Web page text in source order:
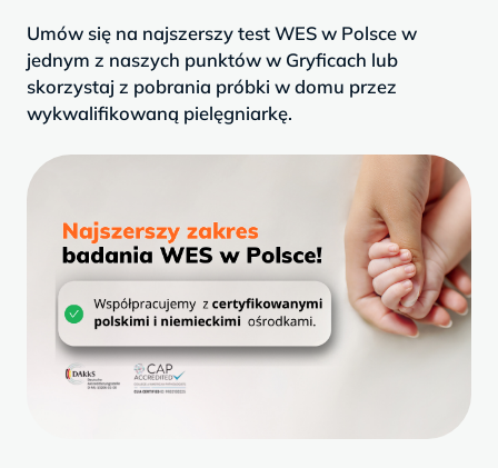
Umów się na najszerszy test WES w Polsce w
jednym z naszych punktów w Gryficach lub
skorzystaj z pobrania próbki w domu przez
wykwalifikowaną pielęgniarkę.